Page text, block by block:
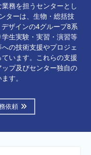
務を担うセンターとし
ターは、生物・総括技
ザインの4グループ8系
生実験・実習・演習等
の技術支援やプロジェ
います。これらの支援
プ及びセンター独自の
す。
依頼